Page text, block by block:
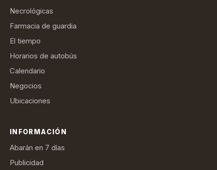
Necrológicas
Farmacia de guardia
El tiempo
Horarios de autobús
Calendario
Negocios
Ubicaciones
INFORMACIÓN
Abarán en 7 días
Publicidad